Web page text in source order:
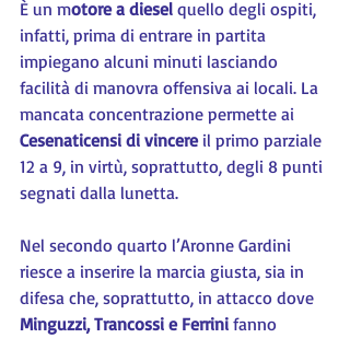
È un motore a diesel quello degli ospiti,
infatti, prima di entrare in partita
impiegano alcuni minuti lasciando
facilità di manovra offensiva ai locali. La
mancata concentrazione permette ai
Cesenaticensi di vincere il primo parziale
12 a 9, in virtù, soprattutto, degli 8 punti
segnati dalla lunetta.
Nel secondo quarto l’Aronne Gardini
riesce a inserire la marcia giusta, sia in
difesa che, soprattutto, in attacco dove
Minguzzi, Trancossi e Ferrini fanno